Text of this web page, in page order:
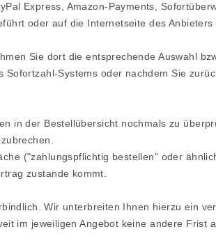
Express, Amazon-Payments,
oder auf die Internetseite des
Sie dort die entsprechende Auswahl
Systems oder nachdem Sie
in der Bestellübersicht nochmals zu
("zahlungspflichtig bestellen" oder
zustande kommt.
Wir unterbreiten Ihnen hierzu ein
im jeweiligen Angebot keine andere Frist